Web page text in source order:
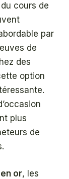
cours de
par
de
des
option
plus
de
or, les